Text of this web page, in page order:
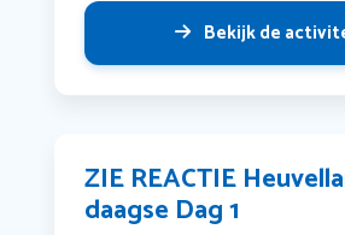
Bekijk de
ZIE REACTIE
daagse Dag 1